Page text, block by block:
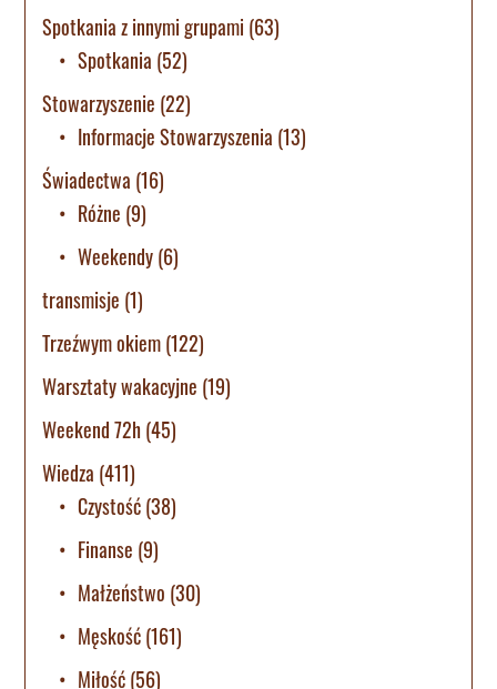
Spotkania z innymi grupami (63)
Spotkania (52)
Stowarzyszenie (22)
Informacje Stowarzyszenia (13)
Świadectwa (16)
Różne (9)
Weekendy(6)
transmisje (1)
Trzeźwym okiem(122)
Warsztaty wakacyjne (19)
Weekend 72h(45)
Wiedza (411)
Czystość(38)
Finanse (9)
Małżeństwo (30)
Męskość(161)
Miłość(56)